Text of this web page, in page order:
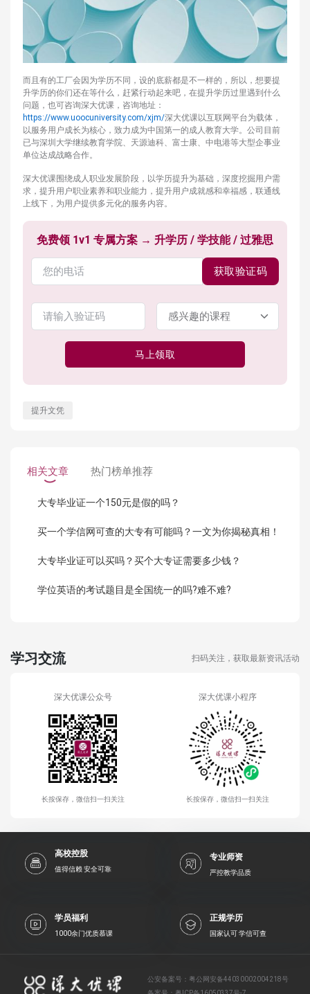
而且有的工厂会因为学历不同，设的底薪都是不一样的，所以，想要提
升学历的你们还在等什么，赶紧行动起来吧，在提升学历过里遇到什么
问题，也可咨询深大优课，咨询地址：
https://www.uoocuniversity.com/xjm/深大优课以互联网平台为载体，
以服务用户成长为核心，致力成为中国第一的成人教育大学。公司目前
已与深圳大学继续教育学院、天源迪科、富士康、中电港等大型企事业
单位达成战略合作。
深大优课围绕成人职业发展阶段，以学历提升为基础，深度挖掘用户需
求，提升用户职业素养和职业能力，提升用户成就感和幸福感，联通线
上线下，为用户提供多元化的服务内容。
免费领 1v1 专属方案 → 升学历 / 学技能 / 过雅思
获取验证码
马上领取
提升文凭
相关文章 热门榜单推荐
大专毕业证一个150元是假的吗？
买一个学信网可查的大专有可能吗？一文为你揭秘真相！
大专毕业证可以买吗？买个大专证需要多少钱？
学位英语的考试题目是全国统一的吗?难不难?
学习交流 扫码关注，获取最新资讯活动
深大优课公众号
长按保存，微信扫一扫关注
深大优课小程序
长按保存，微信扫一扫关注
高校控股
值得信赖 安全可靠
专业师资
严控教学品质
学员福利
1000余门优质慕课
正规学历
国家认可 学信可查
公安备案号： 粤公网安备44030002004218号